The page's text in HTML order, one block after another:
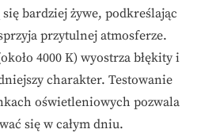
się bardziej żywe, podkreślając
przytulnej atmosferze.
4000 K) wyostrza błękity i
charakter. Testowanie
oświetleniowych pozwala
się w całym dniu.